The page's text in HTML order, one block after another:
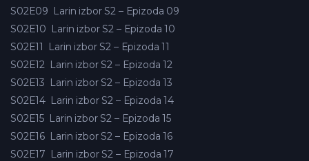
S02E09 Larin izbor S2 – Epizoda 09
S02E10 Larin izbor S2 – Epizoda 10
S02E11
Larin izbor S2 – Epizoda 11
S02E12 Larin izbor S2 – Epizoda 12
S02E13 Larin izbor S2 – Epizoda 13
S02E14 Larin izbor S2 – Epizoda 14
S02E15 Larin izbor S2 – Epizoda 15
S02E16 Larin izbor S2 – Epizoda 16
S02E17 Larin izbor S2 – Epizoda 17